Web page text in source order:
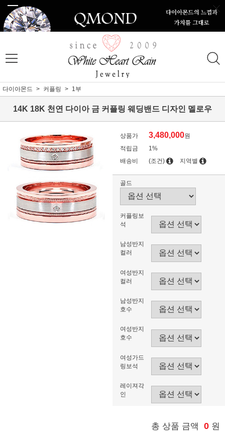
다이아몬드 커플링 1부
14K 18K 천연 다이아 금 커플링 웨딩밴드 디자인 멜로우
상품가 3,480,000원
적립금
1%
배송비
(조건) 지역별
골드
커플링보
석
남성반지
컬러
여성반지
컬러
남성반지
호수
여성반지
호수
여성가드
링보석
레이져각
인
총 상품 금액 0 원